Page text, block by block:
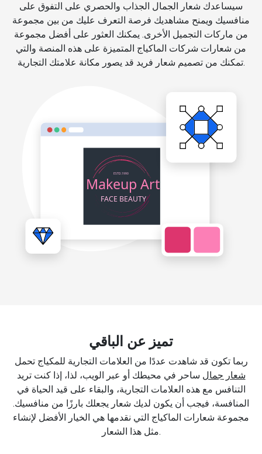
سيساعدك شعار الجمال الجذاب والحصري على التفوق على
منافسيك ويمنح مشاهديك فرصة التعرف عليك من بين مجموعة
من ماركات التجميل الأخرى. يمكنك العثور على أفضل مجموعة
من شعارات شركات الماكياج المتميزة على هذه المنصة والتي
تمكنك من تصميم شعار فريد قد يصور مكانة علامتك التجارية.
تميز عن الباقي
ربما تكون قد شاهدت عددًا من العلامات التجارية للمكياج تحمل
شعار جمال ساحر في محيطك أو عبر الويب، لذا، إذا كنت تريد
التنافس مع هذه العلامات التجارية، والبقاء على قيد الحياة في
المنافسة، فيجب أن يكون لديك شعار يجعلك بارزًا من منافسيك.
مجموعة شعارات الماكياج التي نقدمها هي الخيار الأفضل لإنشاء
مثل هذا الشعار.